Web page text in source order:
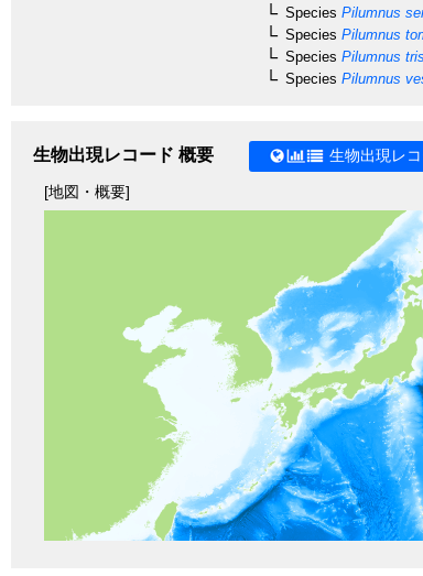
Species Pilumnus
Species Pilumnus
Species Pilumnus
Species Pilumnus
生物出現レコード 概要 生物出現レ
[地図・概要]